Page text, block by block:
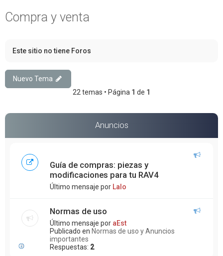
Compra y venta
Este sitio no tiene Foros
Nuevo Tema
22 temas • Página 1 de 1
Anuncios
Guía de compras: piezas y
modificaciones para tu RAV4
Último mensaje por Lalo
Normas de uso
Último mensaje por aEst
Publicado en Normas de uso y Anuncios
importantes
Respuestas: 2